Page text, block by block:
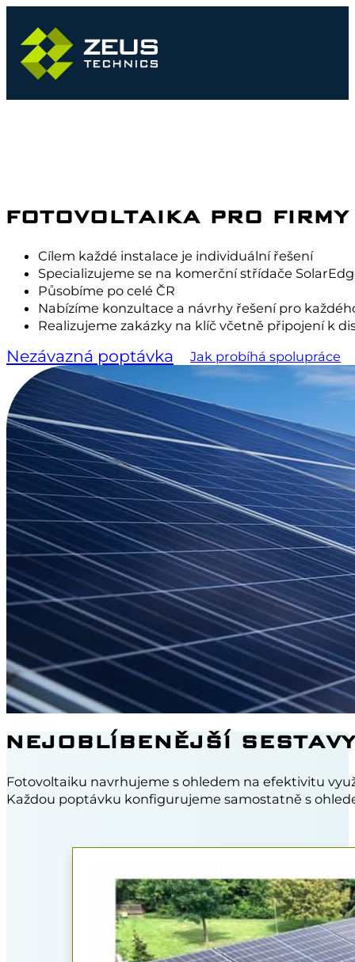
FOTOVOLTAIKA PRO FIRMY
Cílem každé instalace je individuální řešení
Specializujeme se na komerční střídače
Působíme po celé ČR
Nabízíme konzultace a návrhy řešení pro
Realizujeme zakázky na klíč včetně připojení k
Nezávazná poptávka Jak probíhá spolupráce
NEJOBLÍBENĚJŠÍ
Fotovoltaiku navrhujeme s ohledem na efektivitu
Každou poptávku konfigurujeme samostatně s